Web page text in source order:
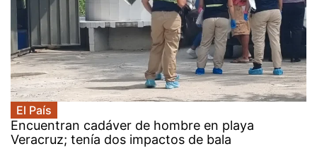
El País
Encuentran cadáver de hombre en playa
Veracruz; tenía dos impactos de bala